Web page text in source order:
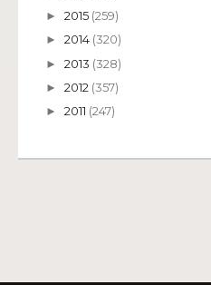
► 2015 (259)
► 2014 (320)
► 2013 (328)
► 2012 (357)
► 2011 (247)